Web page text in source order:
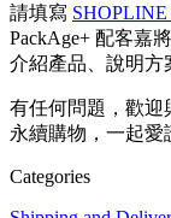
請填寫
PackAge+ 配客嘉
介紹產品、說明方
有任何問題，歡迎
永續購物，一起愛
Categories